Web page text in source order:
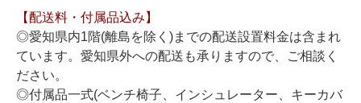
調律
修理
【配送料・付属品込み】
◎愛知県内1階(離島を除く)までの配送設置料金は含まれ
ています。愛知県外への配送も承りますので、ご相談く
ださい。
◎付属品一式(ベンチ椅子、インシュレーター、キーカバ